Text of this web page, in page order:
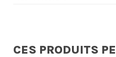
CES PRODUITS